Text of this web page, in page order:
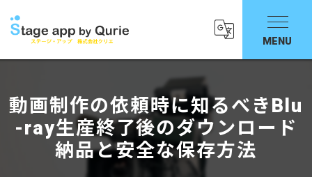
動画制作の依頼時に知るべきBlu
-ray生産終了後のダウンロード
納品と安全な保存方法